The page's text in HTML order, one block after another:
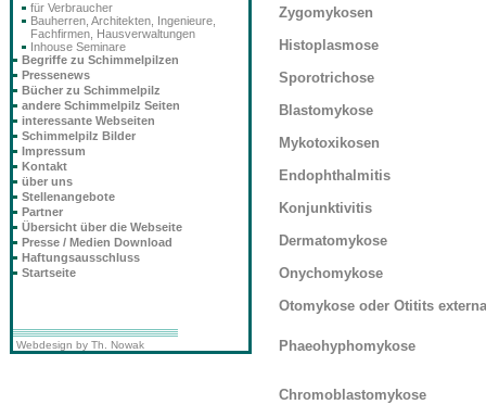
Zygomykosen
Histoplasmose
Sporotrichose
Blastomykose
Mykotoxikosen
Endophthalmitis
Konjunktivitis
Dermatomykose
Onychomykose
Otomykose oder Otitits externa
Phaeohyphomykose
Chromoblastomykose
für Verbraucher
Bauherren, Architekten, Ingenieure,
Fachfirmen, Hausverwaltungen
Inhouse Seminare
Begriffe zu Schimmelpilzen
Pressenews
Bücher zu Schimmelpilz
andere Schimmelpilz Seiten
interessante Webseiten
Schimmelpilz Bilder
Impressum
Kontakt
über uns
Stellenangebote
Partner
Übersicht über die Webseite
Presse / Medien Download
Haftungsausschluss
Startseite
Webdesign by Th. Nowak